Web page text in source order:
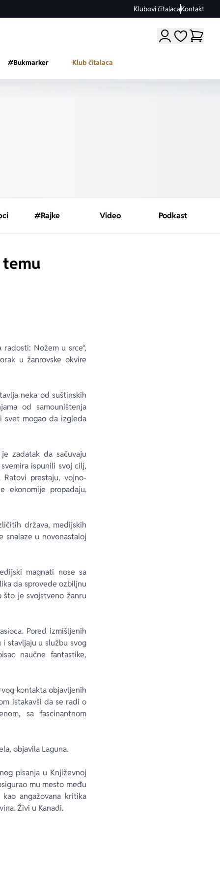
Klubovi čitalacaKontakt
Moji omiljeni
#Bukmarker Klub čitalaca
#Rajke Video Podkast
temu
Nožem u srce“,
u žanrovske okvire
neka od suštinskih
od samouništenja
svet mogao da izgleda
zadatak da sačuvaju
ispunili svoj cilj,
prestaju, vojno-
ekonomije propadaju.
država, medijskih
snalaze u novonastaloj
magnati nose sa
da sprovede ozbiljnu
što je svojstveno žanru
Pored izmišljenih
i stavljaju u službu svog
naučne fantastike,
kontakta objavljenih
istakavši da se radi o
sa fascinantnom
objavila Laguna.
pisanja u Književnoj
mu mesto među
angažovana kritika
Živi u Kanadi.